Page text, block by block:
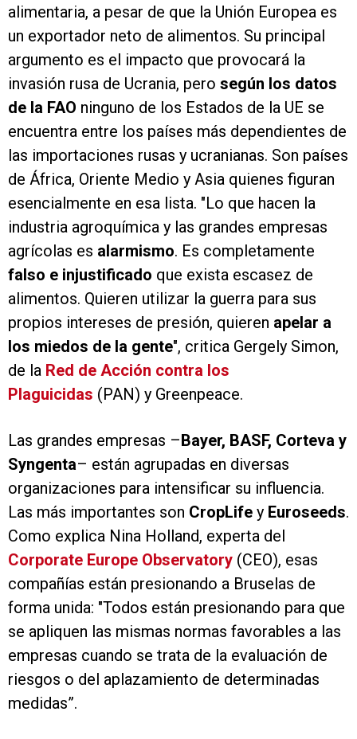
alimentaria, a pesar de que la Unión Europea es
un exportador neto de alimentos. Su principal
argumento es el impacto que provocará la
invasión rusa de Ucrania, pero según los datos
de la FAO ninguno de los Estados de la UE se
encuentra entre los países más dependientes de
las importaciones rusas y ucranianas. Son países
de África, Oriente Medio y Asia quienes figuran
esencialmente en esa lista. "Lo que hacen la
industria agroquímica y las grandes empresas
agrícolas es alarmismo. Es completamente
falso e injustificado que exista escasez de
alimentos. Quieren utilizar la guerra para sus
propios intereses de presión, quieren apelar a
los miedos de la gente", critica Gergely Simon,
de la Red de Acción contra los
Plaguicidas (PAN) y Greenpeace.
Las grandes empresas –Bayer, BASF, Corteva y
Syngenta– están agrupadas en diversas
organizaciones para intensificar su influencia.
Las más importantes son CropLife y Euroseeds.
Como explica Nina Holland, experta del
Corporate Europe Observatory (CEO), esas
compañías están presionando a Bruselas de
forma unida: "Todos están presionando para que
se apliquen las mismas normas favorables a las
empresas cuando se trata de la evaluación de
riesgos o del aplazamiento de determinadas
medidas”.